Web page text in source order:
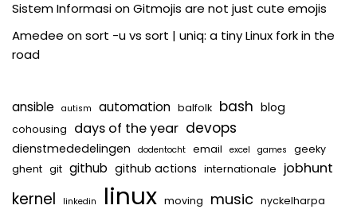
Sistem InformasionGitmojis are not just cute emojis
Amedee onsort -u vs sort | uniq: a tiny Linux fork in the
road
ansible autism automation balfolk bash blog
cohousing days of the year devops
dienstmededelingen dodentocht email excel games
geeky
ghent git github github actions internationale jobhunt
kernel linkedin linux moving music nyckelharpa